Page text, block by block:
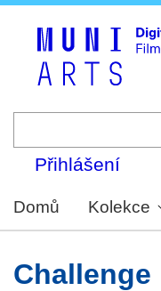
Přihlášení
Domů Kolekce
Challenge